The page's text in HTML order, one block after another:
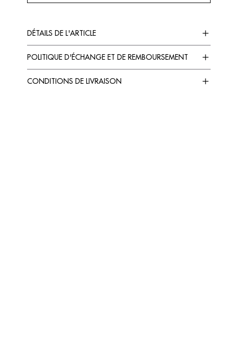
DÉTAILS DE L'ARTICLE
POLITIQUE D'ÉCHANGE ET DE REMBOURSEMENT
CONDITIONS DE LIVRAISON